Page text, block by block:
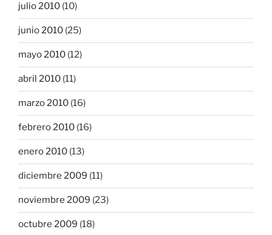
julio 2010 (10)
junio 2010 (25)
mayo 2010 (12)
abril 2010 (11)
marzo 2010 (16)
febrero 2010 (16)
enero 2010 (13)
diciembre 2009 (11)
noviembre 2009 (23)
octubre 2009 (18)